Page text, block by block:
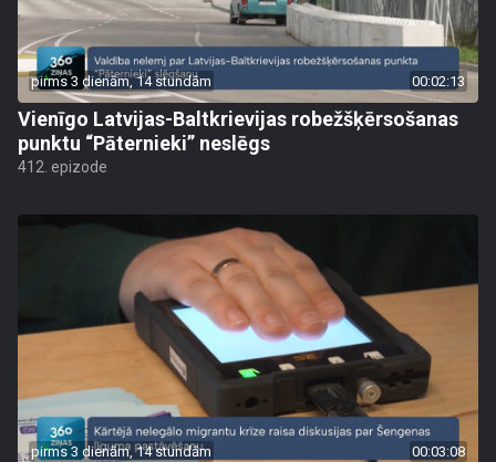
pirms 3 dienām, 14 stundām 00:02:13
Vienīgo Latvijas-Baltkrievijas robežšķērsošanas
punktu “Pāternieki” neslēgs
412. epizode
pirms 3 dienām, 14 stundām 00:03:08